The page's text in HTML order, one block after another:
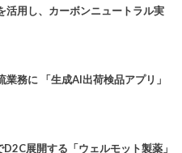
活用し、カーボンニュートラル実
務に 「生成AI出荷検品アプリ」
展開する「ウェルモット製薬」